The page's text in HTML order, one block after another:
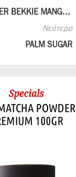
LEKKER BEKKIE MANGO CHUTNEY
Νεότερο
PALM SUGAR
Specials
POWDER
100GR